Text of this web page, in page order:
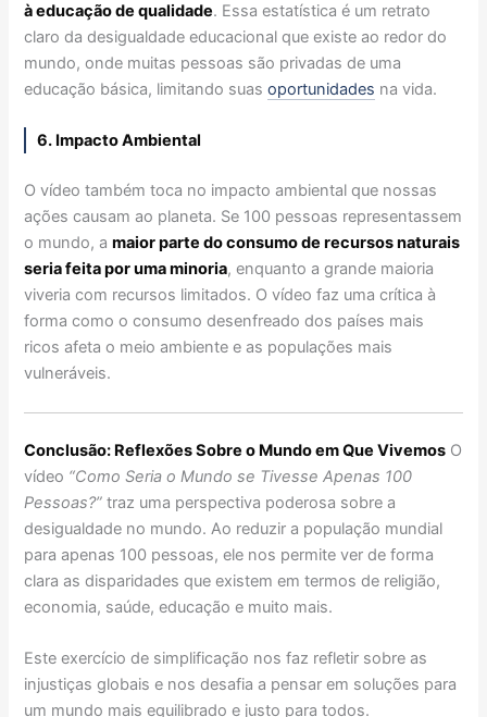
à educação de qualidade. Essa estatística é um retrato
claro da desigualdade educacional que existe ao redor do
mundo, onde muitas pessoas são privadas de uma
educação básica, limitando suasoportunidades na vida.
6. Impacto Ambiental
O vídeo também toca no impacto ambiental que nossas
ações causam ao planeta. Se 100 pessoas representassem
o mundo, amaior parte do consumo de recursos naturais
seria feita por uma minoria, enquanto a grande maioria
viveria com recursos limitados. O vídeo faz uma crítica à
forma como o consumo desenfreado dos países mais
ricos afeta o meio ambiente e as populações mais
vulneráveis.
Conclusão: Reflexões Sobre o Mundo em Que Vivemos O
vídeo “Como Seria o Mundo se Tivesse Apenas 100
Pessoas?” traz uma perspectiva poderosa sobre a
desigualdade no mundo. Ao reduzir a população mundial
para apenas 100 pessoas, ele nos permite ver de forma
clara as disparidades que existem em termos de religião,
economia, saúde, educação e muito mais.
Este exercício de simplificação nos faz refletir sobre as
injustiças globais e nos desafia a pensar em soluções para
um mundo mais equilibrado e justo para todos.